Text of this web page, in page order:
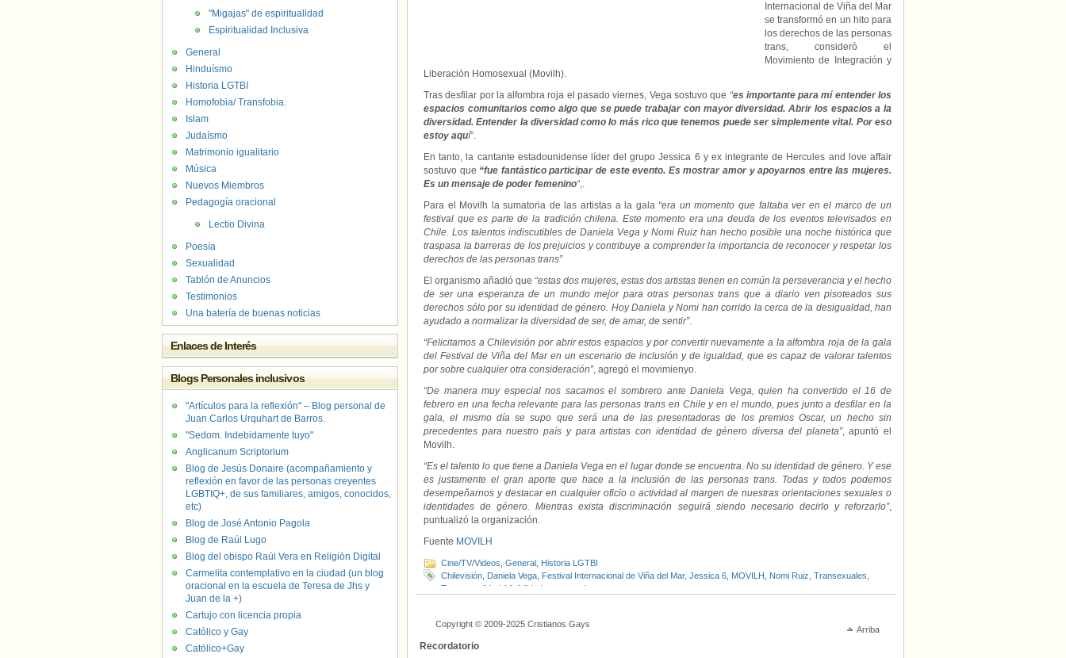
Internacional de Viña del Mar
se transformó en un hito para
los derechos de las personas
trans, consideró el
Movimiento de Integración y
Liberación Homosexual (Movilh).
Tras desfilar por la alfombra roja el pasado viernes, Vega sostuvo que “es importante para mí entender los
espacios comunitarios como algo que se puede trabajar con mayor diversidad. Abrir los espacios a la
diversidad. Entender la diversidad como lo más rico que tenemos puede ser simplemente vital. Por eso
estoy aquí”.
En tanto, la cantante estadounidense líder del grupo Jessica 6 y ex integrante de Hercules and love affair
sostuvo que “fue fantástico participar de este evento. Es mostrar amor y apoyarnos entre las mujeres.
Es un mensaje de poder femenino“,.
Para el Movilh la sumatoria de las artistas a la gala “era un momento que faltaba ver en el marco de un
festival que es parte de la tradición chilena. Este momento era una deuda de los eventos televisados en
Chile. Los talentos indiscutibles de Daniela Vega y Nomi Ruiz han hecho posible una noche histórica que
traspasa la barreras de los prejuicios y contribuye a comprender la importancia de reconocer y respetar los
derechos de las personas trans”
El organismo añadió que “estas dos mujeres, estas dos artistas tienen en común la perseverancia y el hecho
de ser una esperanza de un mundo mejor para otras personas trans que a diario ven pisoteados sus
derechos sólo por su identidad de género. Hoy Daniela y Nomi han corrido la cerca de la desigualdad, han
ayudado a normalizar la diversidad de ser, de amar, de sentir”.
“Felicitamos a Chilevisión por abrir estos espacios y por convertir nuevamente a la alfombra roja de la gala
del Festival de Viña del Mar en un escenario de inclusión y de igualdad, que es capaz de valorar talentos
por sobre cualquier otra consideración”, agregó el movimienyo.
“De manera muy especial nos sacamos el sombrero ante Daniela Vega, quien ha convertido el 16 de
febrero en una fecha relevante para las personas trans en Chile y en el mundo, pues junto a desfilar en la
gala, el mismo día se supo que será una de las presentadoras de los premios Oscar, un hecho sin
precedentes para nuestro país y para artistas con identidad de género diversa del planeta”, apuntó el
Movilh.
“Es el talento lo que tiene a Daniela Vega en el lugar donde se encuentra. No su identidad de género. Y ese
es justamente el gran aporte que hace a la inclusión de las personas trans. Todas y todos podemos
desempeñarnos y destacar en cualquier oficio o actividad al margen de nuestras orientaciones sexuales o
identidades de género. Mientras exista discriminación seguirá siendo necesario decirlo y reforzarlo”,
puntualizó la organización.
Fuente MOVILH
Cine/TV/Videos General Historia LGTBI
Chilevisión Daniela Vega Festival Internacional de Viña del Mar, Jessica 6 MOVILH Nomi Ruiz Transexuales
Transexualidad Visibilidad transexual
Arriba
Copyright © 2009-2025 Cristianos Gays
Recordatorio
"Migajas" de espiritualidad
Espiritualidad Inclusiva
General
Hinduísmo
Historia LGTBI
Homofobia/ Transfobia.
Islam
Judaísmo
Matrimonio igualitario
Música
Nuevos Miembros
Pedagogía oracional
Lectio Divina
Poesía
Sexualidad
Tablón de Anuncios
Testimonios
Una batería de buenas noticias
Enlaces de Interés
Blogs Personales inclusivos
"Artículos para la reflexión" – Blog personal de
Juan Carlos Urquhart de Barros.
"Sedom. Indebidamente tuyo"
Anglicanum Scriptorium
Blog de Jesús Donaire (acompañamiento y
reflexión en favor de las personas creyentes
LGBTIQ+, de sus familiares, amigos, conocidos,
etc)
Blog de José Antonio Pagola
Blog de Raúl Lugo
Blog del obispo Raúl Vera en Religión Digital
Carmelita contemplativo en la ciudad (un blog
oracional en la escuela de Teresa de Jhs y
Juan de la +)
Cartujo con licencia propia
Católico y Gay
Católico+Gay